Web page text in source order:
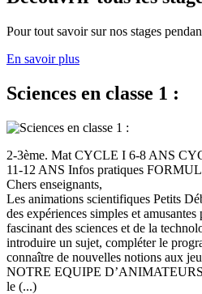
Pour tout savoir sur nos stages
En savoir plus
Sciences en classe 1 :
2-3ème. Mat CYCLE I 6-8 ANS
11-12 ANS Infos pratiques
Chers enseignants,
Les animations scientifiques Petits
des expériences simples et
fascinant des sciences et de la
introduire un sujet, compléter le
connaître de nouvelles notions aux
NOTRE EQUIPE D’ANIMATEURS
le (...)